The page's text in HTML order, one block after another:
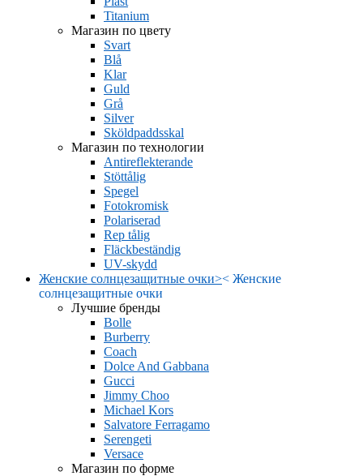
Titanium
Магазин по цвету
Svart
Blå
Klar
Guld
Grå
Silver
Sköldpaddsskal
Магазин по технологии
Antireflekterande
Stöttålig
Spegel
Fotokromisk
Polariserad
Rep tålig
Fläckbeständig
UV-skydd
Женские солнцезащитные очки>< Женские
солнцезащитные очки
Лучшие бренды
Bolle
Burberry
Coach
Dolce And Gabbana
Gucci
Jimmy Choo
Michael Kors
Salvatore Ferragamo
Serengeti
Versace
Магазин по форме